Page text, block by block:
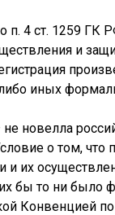
п. 4 ст. 1259 ГК
и
иных
новелла
о том, что
и их
бы то ни было
Конвенцией